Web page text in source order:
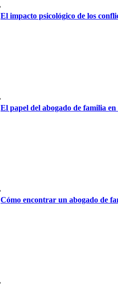
El impacto psicológico de los
El papel del abogado de familia
Cómo encontrar un abogado de